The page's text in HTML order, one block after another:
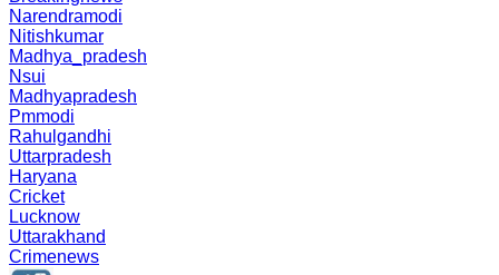
Narendramodi
Nitishkumar
Madhya_pradesh
Nsui
Madhyapradesh
Pmmodi
Rahulgandhi
Uttarpradesh
Haryana
Cricket
Lucknow
Uttarakhand
Crimenews